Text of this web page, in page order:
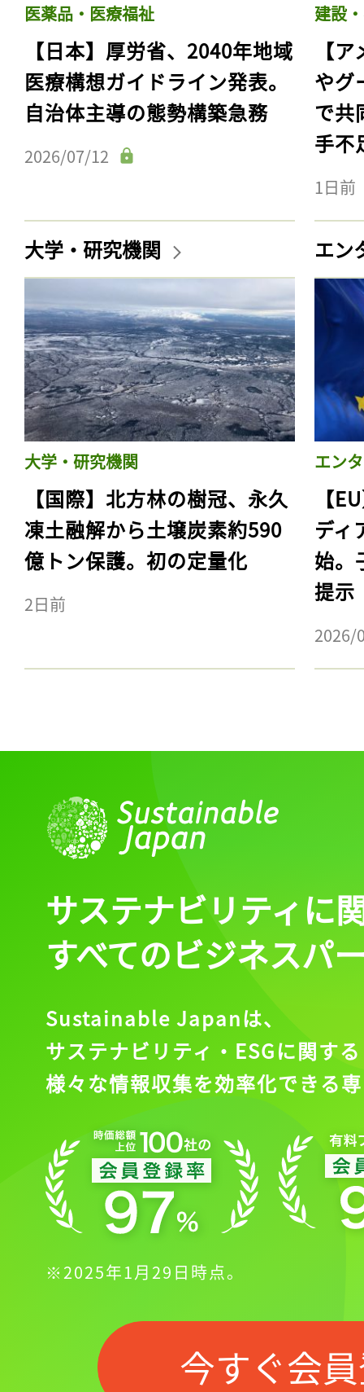
医薬品・医療福祉
【日本】厚労省、2040年地域
医療構想ガイドライン発表。
自治体主導の態勢構築急務
2026/07/12
建設
【
やグ
で共
手不
1日前
大学・研究機関
大学・研究機関
【国際】北方林の樹冠、永久
凍土融解から土壌炭素約590
億トン保護。初の定量化
2日前
エン
エン
【
ディ
始。
提示
2026/
サステナビリティに
すべてのビジネスパ
Sustainable Japanは、
サステナビリティ・ESGに関する
様々な情報収集を効率化できる
※2025年1月29日時点。
今すぐ会